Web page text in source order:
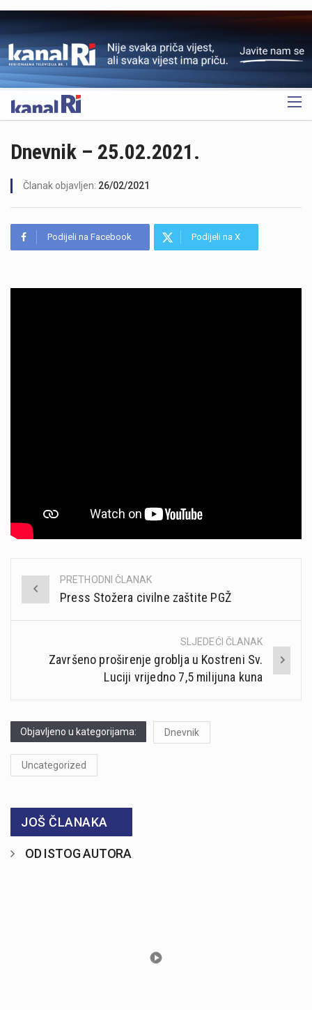
OGLAS
Dnevnik – 25.02.2021.
Članak objavljen: 26/02/2021
Podijeli na Facebook Podijeli na X
Post
PRETHODNI ČLANAK
Press Stožera civilne zaštite PGŽ
SLJEDEĆI ČLANAK
Završeno proširenje groblja u Kostreni Sv.
Luciji vrijedno 7,5 milijuna kuna
Objavljeno u kategorijama: Dnevnik
Uncategorized
JOŠ ČLANAKA
OD ISTOG AUTORA